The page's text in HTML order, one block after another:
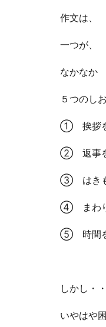
作文は、
一つが、
なかなか
５つのし
① 挨拶を
② 返事を
③ はきも
④ まわり
⑤ 時間を
しかし・
いやはや